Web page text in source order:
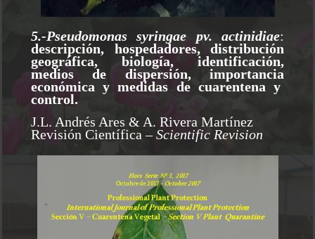
5.-Pseudomonas syringae pv. actinidiae:
descripción, hospedadores, distribución
geográfica, biología, identificación,
medios de dispersión, importancia
económica y medidas de cuarentena y
control.
J.L. Andrés Ares & A. Rivera Martínez
Revisión Científica– Scientific Revision